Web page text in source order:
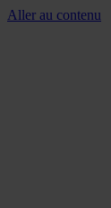
Aller au contenu